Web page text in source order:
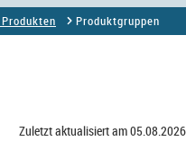
Produktgruppen
Zuletzt aktualisiert am 05.08.2026